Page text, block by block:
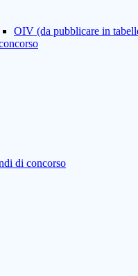
OIV (da pubblicare in
di concorso